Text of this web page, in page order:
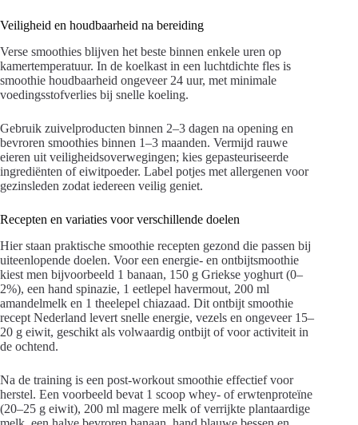
Veiligheid en houdbaarheid na bereiding
Verse smoothies blijven het beste binnen enkele uren op
kamertemperatuur. In de koelkast in een luchtdichte fles is
smoothie houdbaarheid ongeveer 24 uur, met minimale
voedingsstofverlies bij snelle koeling.
Gebruik zuivelproducten binnen 2–3 dagen na opening en
bevroren smoothies binnen 1–3 maanden. Vermijd rauwe
eieren uit veiligheidsoverwegingen; kies gepasteuriseerde
ingrediënten of eiwitpoeder. Label potjes met allergenen voor
gezinsleden zodat iedereen veilig geniet.
Recepten en variaties voor verschillende doelen
Hier staan praktische smoothie recepten gezond die passen bij
uiteenlopende doelen. Voor een energie- en ontbijtsmoothie
kiest men bijvoorbeeld 1 banaan, 150 g Griekse yoghurt (0–
2%), een hand spinazie, 1 eetlepel havermout, 200 ml
amandelmelk en 1 theelepel chiazaad. Dit ontbijt smoothie
recept Nederland levert snelle energie, vezels en ongeveer 15–
20 g eiwit, geschikt als volwaardig ontbijt of voor activiteit in
de ochtend.
Na de training is een post-workout smoothie effectief voor
herstel. Een voorbeeld bevat 1 scoop whey- of erwtenproteïne
(20–25 g eiwit), 200 ml magere melk of verrijkte plantaardige